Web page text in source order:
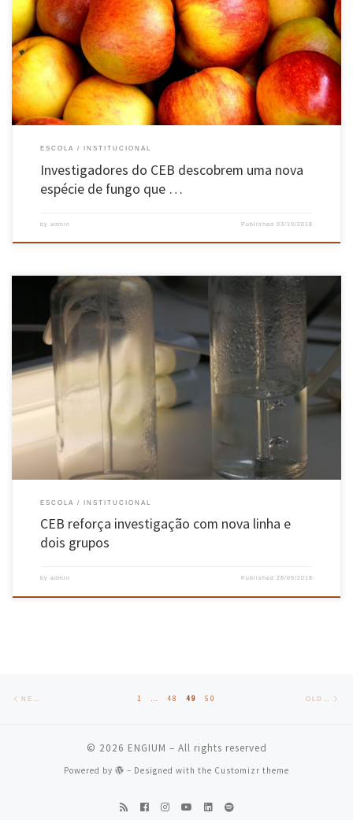
Descoberta do fungo, Penicillium tunisiense, resultou de um trabalho com maçãs da
Tunísia, em colaboração com a Universidade de El Manar daquele país. É uma nova espécie
de fungo, foi descoberto e descrito pela primeira vez por cientistas do Centro de Engenharia
Biológica da UMinho, e pode vir a ser […]
ESCOLA INSTITUCIONAL
Investigadores do CEB descobrem uma nova
espécie de fungo que …
by admin Published03/10/2018
Uma nova linha e dois grupos de investigação, a expansão para o Porto e a integração de 20
novos colaboradores são fatores que comprovam a fase de forte crescimento e afirmação do
CEB, Centro de Engenharia Biológica da UMinho, no panorama da investigação científica
nacional. A nova linha de investigação […]
ESCOLA INSTITUCIONAL
CEB reforça investigação com nova linha e
dois grupos
by admin Published 28/09/2018
Posts navigation 1 … 48 49 50
© 2026 ENGIUM – All rights reserved
Powered by – Designed with the Customizr theme